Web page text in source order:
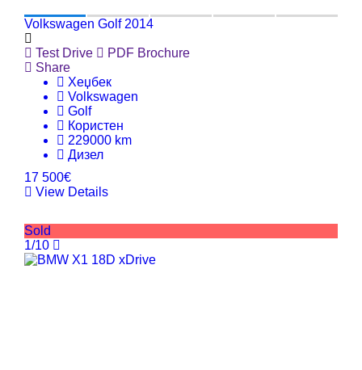
Volkswagen Golf 2014
Test Drive
PDF Brochure
Share
Хеџбек
Volkswagen
Golf
Користен
229000 km
Дизел
17 500€
View Details
Sold
1/10